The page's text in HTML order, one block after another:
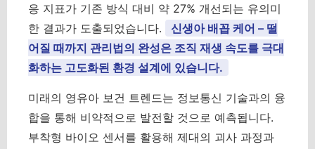
응 지표가 기존 방식 대비 약 27% 개선되는 유의미
한 결과가 도출되었습니다.
신생아 배꼽 케어 – 떨
어질 때까지 관리법의 완성은 조직 재생 속도를 극대
화하는 고도화된 환경 설계에 있습니다.
미래의 영유아 보건 트렌드는 정보통신 기술과의 융
합을 통해 비약적으로 발전할 것으로 예측됩니다.
부착형 바이오 센서를 활용해 제대의 괴사 과정과